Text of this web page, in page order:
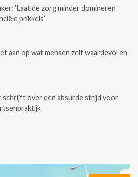
‘Laat de zorg minder domineren
prikkels’
aan op wat mensen zelf waardevol en
schrijft over een absurde strijd voor